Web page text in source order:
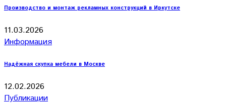
Производство и монтаж рекламных конструкций в Иркутске
11.03.2026
Информация
Надёжная скупка мебели в Москве
12.02.2026
Публикации